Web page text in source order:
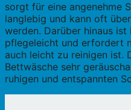
sorgt für eine angenehme
langlebig und kann oft
werden. Darüber hinaus
pflegeleicht und erfordert
auch leicht zu reinigen ist.
Bettwäsche sehr
ruhigen und entspannten